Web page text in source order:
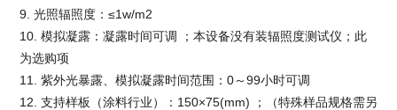
9. 光照辐照度：≤1w/m2
10. 模拟凝露：凝露时间可调 ；本设备没有装辐照度测试仪；此
为选购项
11. 紫外光暴露、模拟凝露时间范围：0～99小时可调
12. 支持样板（涂料行业）：150×75(mm) ；（特殊样品规格需另